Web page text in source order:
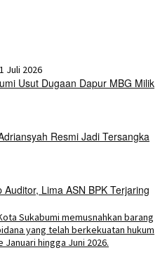
Juli 2026
Usut Dugaan Dapur MBG Milik
Resmi Jadi Tersangka
Lima ASN BPK Terjaring